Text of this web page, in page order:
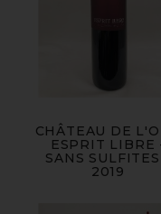
CHÂTEAU DE
ESPRIT LIBRE
SANS
2019